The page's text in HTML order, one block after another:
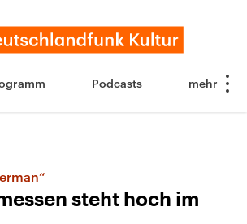
Podcasts
steht hoch im